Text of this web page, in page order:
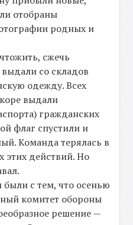
отобраны
родных и
сжечь
со складов
одежду. Всех
выдали
гражданских
флаг спустили и
Команда терялась в
этих действий. Но
были с тем, что осенью
комитет обороны
решение —